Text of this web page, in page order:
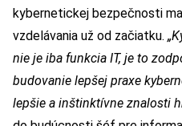
kybernetickej bezpečnosti
vzdelávania už od začiatku.
nie je iba funkcia IT, je to
budovanie lepšej praxe
lepšie a inštinktívne znalosti